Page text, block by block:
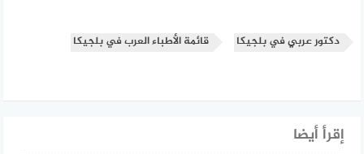
دكتور عربي في بلجيكا قائمة الأطباء العرب في بلجيكا
إقرأ أيضا